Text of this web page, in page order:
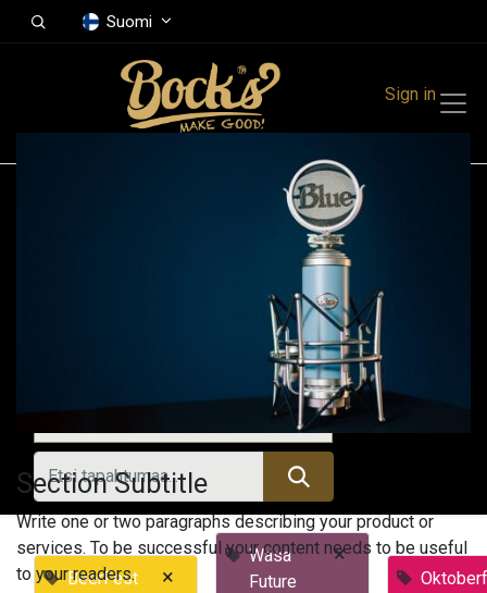
Suomi
Sign in
Kaikki tapahtumat
BeerFest ×
Wasa
Future
×
Section Subtitle
Write one or two paragraphs describing your product or
services. To be successful your content needs to be useful
to your readers.